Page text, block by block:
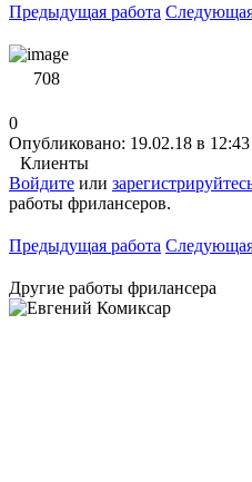
Предыдущая работа
708
0
Опубликовано: 19.02.18 в 12:43
Клиенты
Войдите или
работы фрилансеров.
Предыдущая работа
Другие работы фрилансера